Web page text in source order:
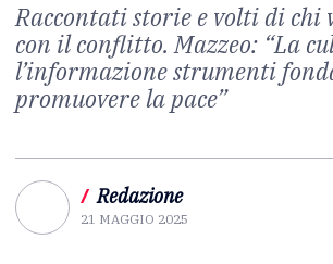
Raccontati storie e volti di chi
con il conflitto. Mazzeo: “La
l’informazione strumenti
promuovere la pace”
/ Redazione
21 MAGGIO 2025